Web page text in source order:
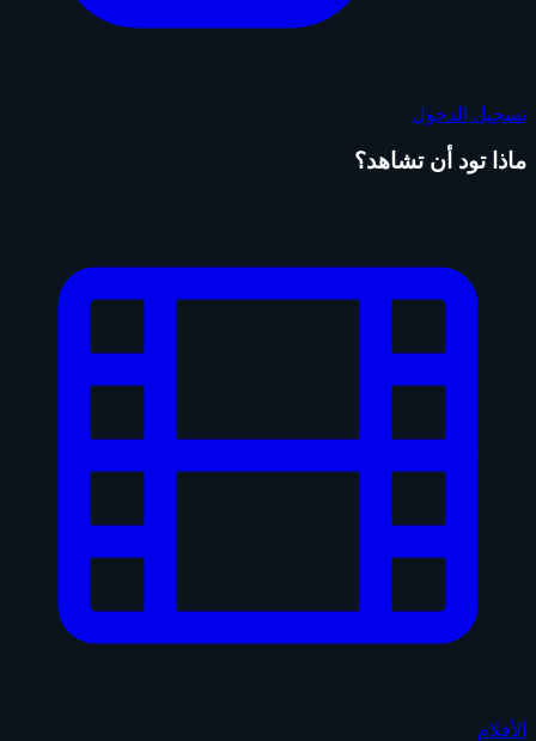
تسجيل الدخول
ماذا تود أن تشاهد؟
الأفلام